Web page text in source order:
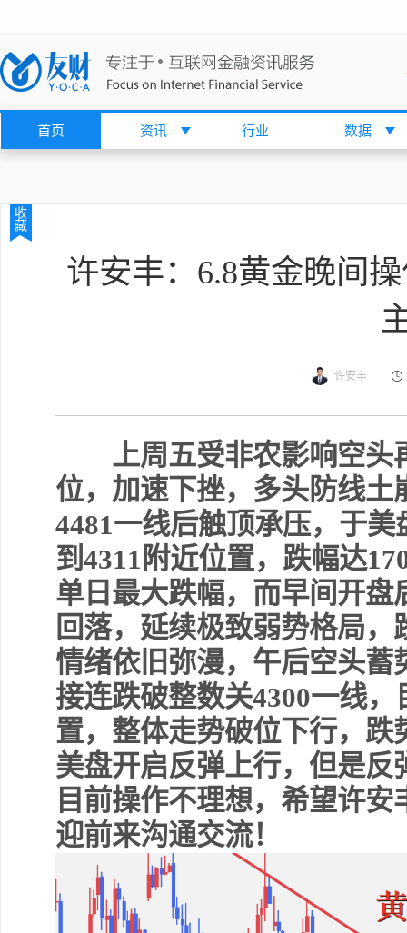
首页 资讯 行业 数据
收
藏
许安丰：6.8黄金晚间
许安丰
上周五受非农影响空头
位，加速下挫，多头防线
4481一线后触顶承压，于
到4311附近位置，跌幅达
单日最大跌幅，而早间开盘
回落，延续极致弱势格局
情绪依旧弥漫，午后空头
接连跌破整数关4300一线
置，整体走势破位下行，
美盘开启反弹上行，但是
目前操作不理想，希望许
迎前来沟通交流！